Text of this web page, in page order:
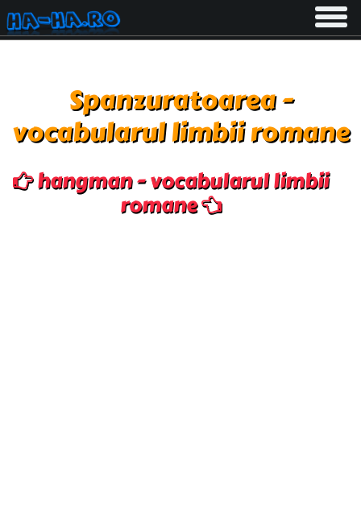
Toggle
Spanzuratoarea -
vocabularul limbii romane
hangman - vocabularul limbii
romane